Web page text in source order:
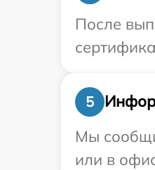
После
5
Мы
или в